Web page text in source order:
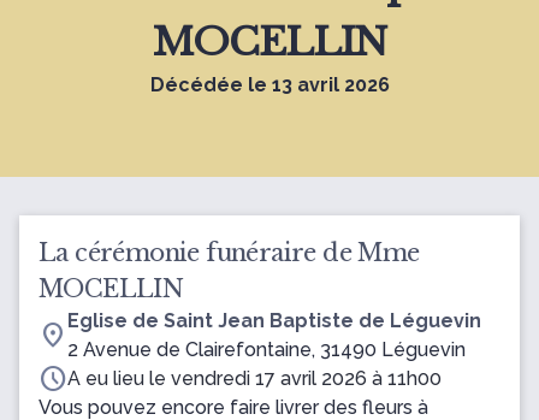
MOCELLIN
Décédée le 13 avril 2026
La cérémonie funéraire de Mme
MOCELLIN
location_on Eglise de Saint Jean Baptiste de Léguevin
2 Avenue de Clairefontaine, 31490 Léguevin
scheduleA eu lieu le vendredi 17 avril 2026 à 11h00
Vous pouvez encore faire livrer des fleurs à